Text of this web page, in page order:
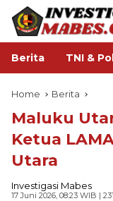
Berita TNI &
Home Berita
Maluku
Ketua
Utara
Investigasi Mabes
17 Juni 2026, 08:23 WIB |